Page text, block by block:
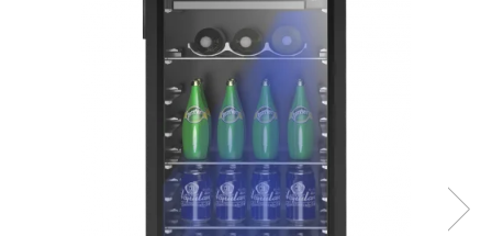
Cuptoare cu microunde
Cuptoare cu microunde